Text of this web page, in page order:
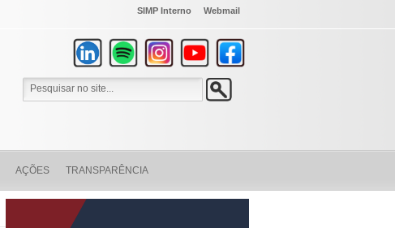
SIMP Interno Webmail
AÇÕES TRANSPARÊNCIA